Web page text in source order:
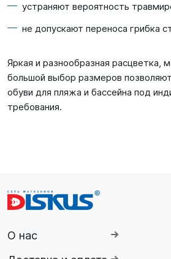
устраняют вероятность
не допускают переноса грибка
Яркая и разнообразная расцветка,
большой выбор размеров
обуви для пляжа и бассейна под
требования.
О нас